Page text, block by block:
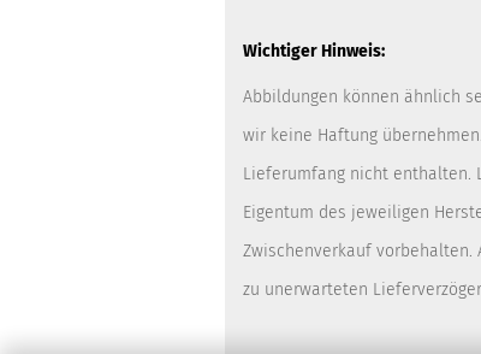
Wichtiger Hinweis:
Abbildungen können ähnlich
wir keine Haftung
Lieferumfang nicht enthalten.
Eigentum des jeweiligen
Zwischenverkauf vorbehalten.
zu unerwarteten